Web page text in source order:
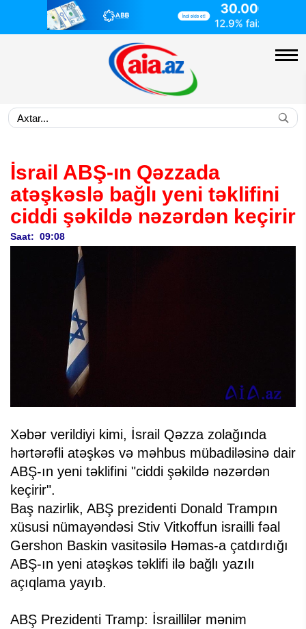
İsrail ABŞ-ın Qəzzada
atəşkəslə bağlı yeni təklifini
ciddi şəkildə nəzərdən keçirir
Saat: 09:08
Xəbər verildiyi kimi, İsrail Qəzza zolağında
hərtərəfli atəşkəs və məhbus mübadiləsinə dair
ABŞ-ın yeni təklifini "ciddi şəkildə nəzərdən
keçirir".
Baş nazirlik, ABŞ prezidenti Donald Trampın
xüsusi nümayəndəsi Stiv Vitkoffun israilli fəal
Gershon Baskin vasitəsilə Həmas-a çatdırdığı
ABŞ-ın yeni atəşkəs təklifi ilə bağlı yazılı
açıqlama yayıb.
ABŞ Prezidenti Tramp: İsraillilər mənim